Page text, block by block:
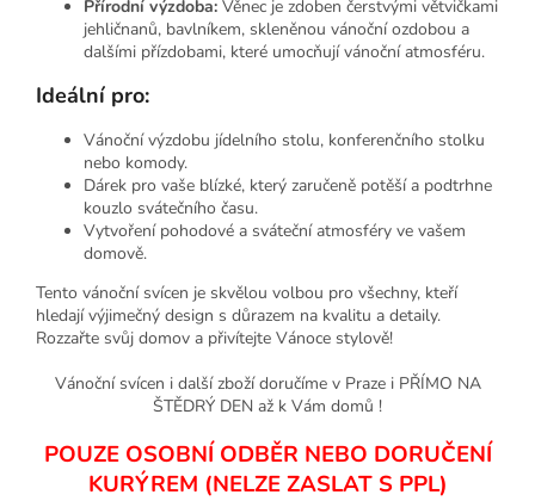
Přírodní výzdoba: Věnec je zdoben čerstvými větvičkami
jehličnanů, bavlníkem, skleněnou vánoční ozdobou a
dalšími přízdobami, které umocňují vánoční atmosféru.
Ideální pro:
Vánoční výzdobu jídelního stolu, konferenčního stolku
nebo komody.
Dárek pro vaše blízké, který zaručeně potěší a podtrhne
kouzlo svátečního času.
Vytvoření pohodové a sváteční atmosféry ve vašem
domově.
Tento vánoční svícen je skvělou volbou pro všechny, kteří
hledají výjimečný design s důrazem na kvalitu a detaily.
Rozzařte svůj domov a přivítejte Vánoce stylově!
Vánoční svícen i další zboží doručíme v Praze i PŘÍMO NA
ŠTĚDRÝ DEN až k Vám domů !
POUZE OSOBNÍ ODBĚR NEBO DORUČENÍ
KURÝREM (NELZE ZASLAT S PPL)